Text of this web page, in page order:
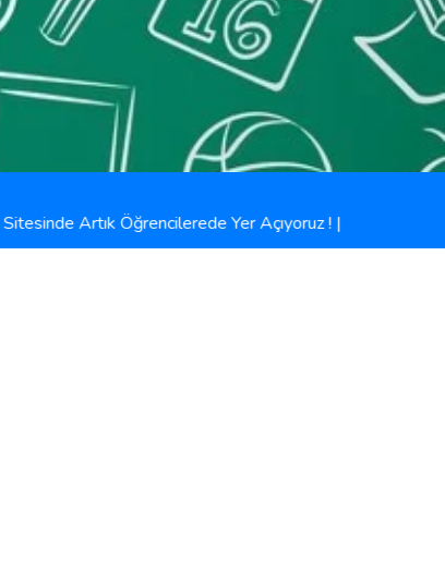
Artık Öğrencilerede Yer Açıyoruz !|